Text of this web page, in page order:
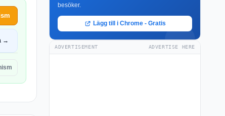
→
besöker.
Lägg till i Chrome - Gratis
ADVERTISEMENT ADVERTISE HERE